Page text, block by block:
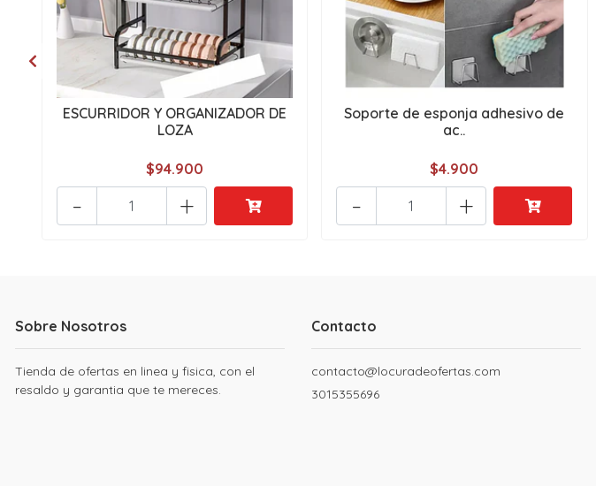
ESCURRIDOR Y ORGANIZADOR DE
LOZA
$94.900
+
-
Soporte de esponja adhesivo de
ac..
$4.900
+
-
Sobre Nosotros
Tienda de ofertas en linea y fisica, con el
resaldo y garantia que te mereces.
Contacto
contacto@locuradeofertas.com
3015355696